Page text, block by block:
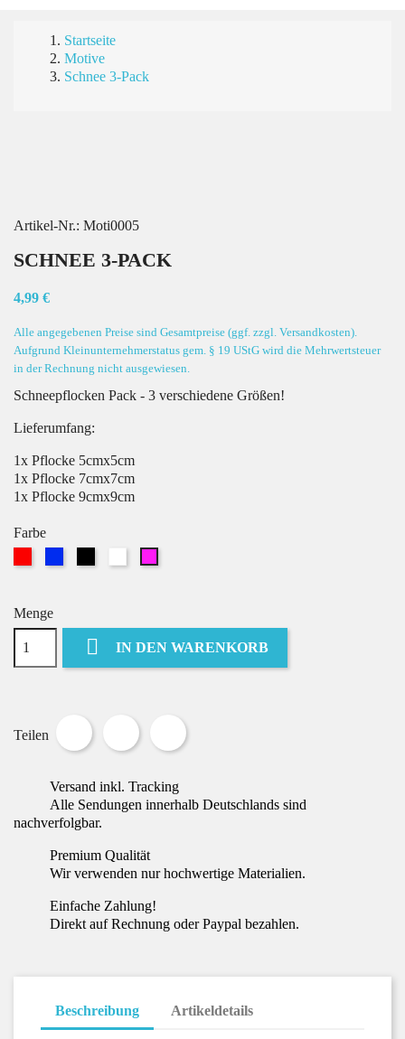
Startseite
Motive
Schnee 3-Pack
Artikel-Nr.: Moti0005
SCHNEE 3-PACK
4,99 €
Alle angegebenen Preise sind Gesamtpreise (ggf. zzgl. Versandkosten).
Aufgrund Kleinunternehmerstatus gem. § 19 UStG wird die Mehrwertsteuer
in der Rechnung nicht ausgewiesen.
Schneepflocken Pack - 3 verschiedene Größen!
Lieferumfang:
1x Pflocke 5cmx5cm
1x Pflocke 7cmx7cm
1x Pflocke 9cmx9cm
Farbe
Menge
 IN DEN WARENKORB
Teilen
Versand inkl. Tracking
Alle Sendungen innerhalb Deutschlands sind
nachverfolgbar.
Premium Qualität
Wir verwenden nur hochwertige Materialien.
Einfache Zahlung!
Direkt auf Rechnung oder Paypal bezahlen.
Beschreibung Artikeldetails